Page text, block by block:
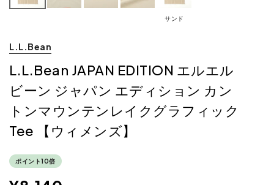
サンド
L.L.Bean
L.L.Bean JAPAN EDITION エルエル
ビーン ジャパン エディション カン
トンマウンテンレイクグラフィック
Tee 【ウィメンズ】
ポイント10倍